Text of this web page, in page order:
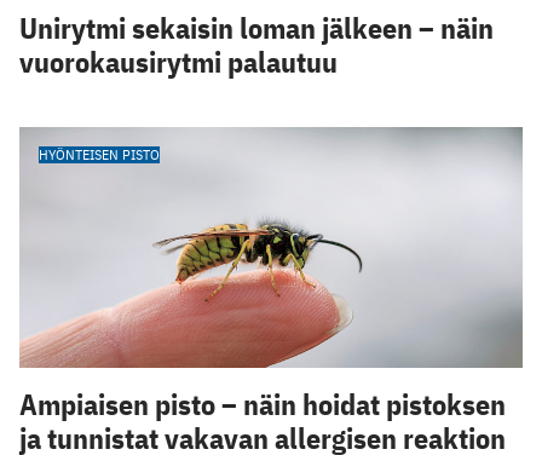
Unirytmi sekaisin loman jälkeen – näin
vuorokausirytmi palautuu
HYÖNTEISEN PISTO
Ampiaisen pisto – näin hoidat pistoksen
ja tunnistat vakavan allergisen reaktion